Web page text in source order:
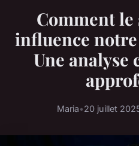
Comment
influence
Une analyse
Maria•20 juillet